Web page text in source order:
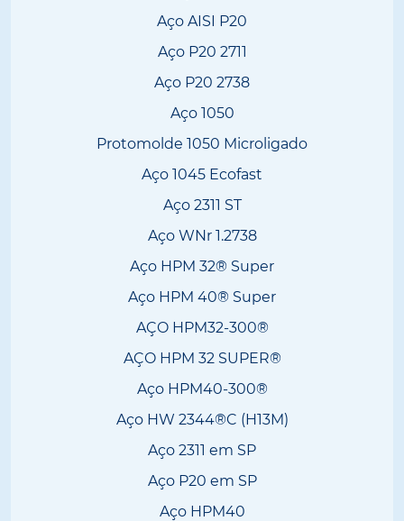
Aço AISI P20
Aço P20 2711
Aço P20 2738
Aço 1050
Protomolde 1050 Microligado
Aço 1045 Ecofast
Aço 2311 ST
Aço WNr 1.2738
Aço HPM 32® Super
Aço HPM 40® Super
AÇO HPM32-300®
AÇO HPM 32 SUPER®
Aço HPM40-300®
Aço HW 2344®C (H13M)
Aço 2311 em SP
Aço P20 em SP
Aço HPM40